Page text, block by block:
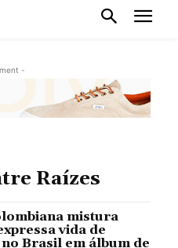
-
Raízes
mistura
vida de
Brasil em álbum de